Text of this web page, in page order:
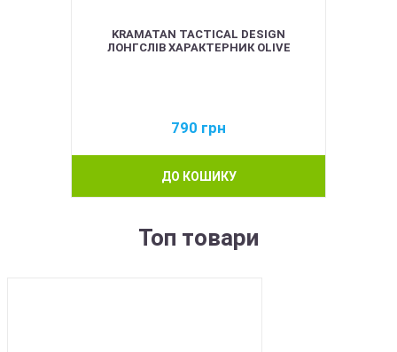
KRAMATAN TACTICAL DESIGN
ЛОНГСЛІВ ХАРАКТЕРНИК OLIVE
790 грн
ДО КОШИКУ
Топ товари